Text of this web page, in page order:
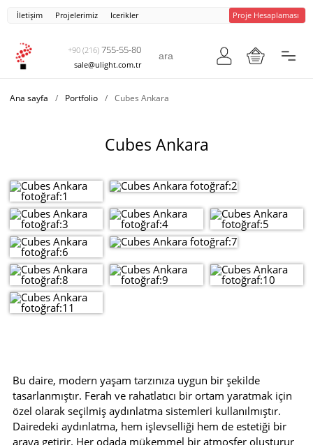
İletişim Projelerimiz Icerikler Proje Hesaplaması
+90 (216) 755-55-80
sale@ulight.com.tr
Ana sayfa / Portfolio / Cubes Ankara
Cubes Ankara
Bu daire, modern yaşam tarzınıza uygun bir şekilde
tasarlanmıştır. Ferah ve rahatlatıcı bir ortam yaratmak için
özel olarak seçilmiş aydınlatma sistemleri kullanılmıştır.
Dairedeki aydınlatma, hem işlevselliği hem de estetiği bir
araya getirir. Her odada mükemmel bir atmosfer oluşturur